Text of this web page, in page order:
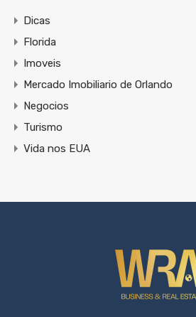
Dicas
Florida
Imoveis
Mercado Imobiliario de Orlando
Negocios
Turismo
Vida nos EUA